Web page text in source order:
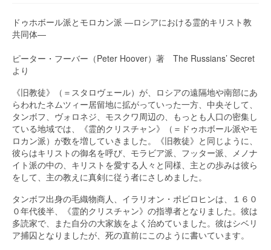
ドゥホボール派とモロカン派 ―ロシアにおける霊的キリスト教
共同体―
ピーター・フーバー（Peter Hoover）著 The Russians’ Secret
より
《旧教徒》（＝スタロヴェール）が、ロシアの遠隔地や南部にあ
らわれたネムツィー居留地に拡がっていった一方、中央そして、
タンボフ、ヴォロネジ、モスクワ周辺の、もっとも人口の密集し
ている地域では、《霊的クリスチャン》（＝ドゥホボール派やモ
ロカン派）が数を増していきました。《旧教徒》と同じように、
彼らはキリストの御名を呼び、モラビア派、フッター派、メノナ
イト派の中の、キリストを愛する人々と同様、主との歩みは彼ら
をして、主の教えに真剣に従う者にさしめました。
タンボフ出身の毛織物商人、イラリオン・ポビロヒンは、１６０
０年代後半、《霊的クリスチャン》の指導者となりました。彼は
多読家で、また自分の大家族をよく治めていました。彼はシベリ
ア捕囚となりましたが、死の直前にこのように書いています。